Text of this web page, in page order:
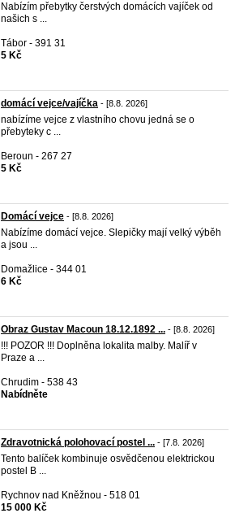
Nabízím přebytky čerstvých domácích vajíček od
našich s ...
Tábor - 391 31
5 Kč
domácí vejce/vajíčka - [8.8. 2026]
nabízíme vejce z vlastního chovu jedná se o
přebyteky c ...
Beroun - 267 27
5 Kč
Domácí vejce - [8.8. 2026]
Nabízíme domácí vejce. Slepičky mají velký výběh
a jsou ...
Domažlice - 344 01
6 Kč
Obraz Gustav Macoun 18.12.1892 ... - [8.8. 2026]
!!! POZOR !!! Doplněna lokalita malby. Malíř v
Praze a ...
Chrudim - 538 43
Nabídněte
Zdravotnická polohovací postel ... - [7.8. 2026]
Tento balíček kombinuje osvědčenou elektrickou
postel B ...
Rychnov nad Kněžnou - 518 01
15 000 Kč